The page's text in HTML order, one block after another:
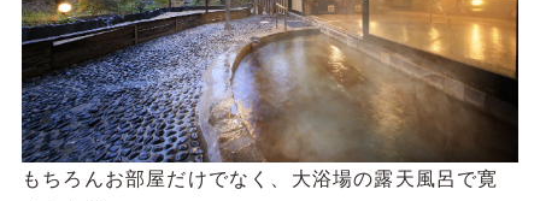
もちろんお部屋だけでなく、大浴場の露天風呂で寛
ぐのも◎